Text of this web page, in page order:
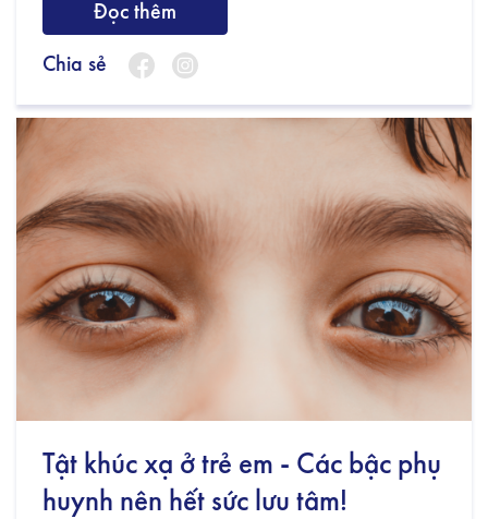
Đọc thêm
Chia sẻ
Tật khúc xạ ở trẻ em - Các bậc phụ
huynh nên hết sức lưu tâm!